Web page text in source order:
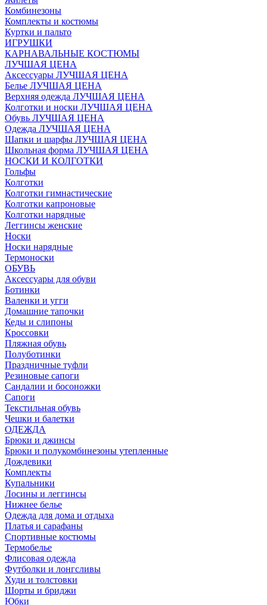
Комбинезоны
Комплекты и костюмы
Куртки и пальто
ИГРУШКИ
КАРНАВАЛЬНЫЕ КОСТЮМЫ
ЛУЧШАЯ ЦЕНА
Аксессуары ЛУЧШАЯ ЦЕНА
Белье ЛУЧШАЯ ЦЕНА
Верхняя одежда ЛУЧШАЯ ЦЕНА
Колготки и носки ЛУЧШАЯ ЦЕНА
Обувь ЛУЧШАЯ ЦЕНА
Одежда ЛУЧШАЯ ЦЕНА
Шапки и шарфы ЛУЧШАЯ ЦЕНА
Школьная форма ЛУЧШАЯ ЦЕНА
НОСКИ И КОЛГОТКИ
Гольфы
Колготки
Колготки гимнастические
Колготки капроновые
Колготки нарядные
Леггинсы женские
Носки
Носки нарядные
Термоноски
ОБУВЬ
Аксессуары для обуви
Ботинки
Валенки и угги
Домашние тапочки
Кеды и слипоны
Кроссовки
Пляжная обувь
Полуботинки
Праздничные туфли
Резиновые сапоги
Сандалии и босоножки
Сапоги
Текстильная обувь
Чешки и балетки
ОДЕЖДА
Брюки и джинсы
Брюки и полукомбинезоны утепленные
Дождевики
Комплекты
Купальники
Лосины и леггинсы
Нижнее белье
Одежда для дома и отдыха
Платья и сарафаны
Спортивные костюмы
Термобелье
Флисовая одежда
Футболки и лонгсливы
Худи и толстовки
Шорты и бриджи
Юбки